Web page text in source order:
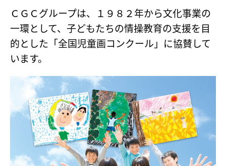
ＣＧＣグループは、１９８２年から文化事業の
一環として、子どもたちの情操教育の支援を目
的とした「全国児童画コンクール」に協賛して
います。